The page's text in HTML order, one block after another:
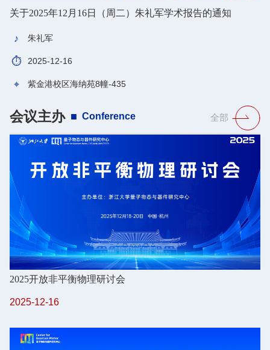
关于2025年12月16日（周二）朱礼军学术报告的通知
朱礼军
2025-12-16
紫金港校区海纳苑8幢-435
会议主办 Conference 全部
2025开放非平衡物理研讨会
2025-12-16